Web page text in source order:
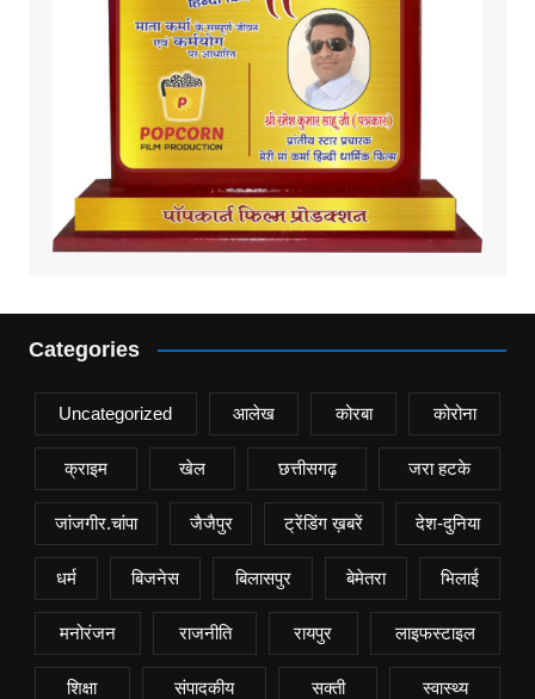
Categories
Uncategorized आलेख कोरबा कोरोना
क्राइम खेल छत्तीसगढ़ जरा हटके
जांजगीर.चांपा जैजैपुर ट्रेंडिंग ख़बरें देश-दुनिया
धर्म बिजनेस बिलासपुर बेमेतरा भिलाई
मनोरंजन राजनीति रायपुर लाइफस्टाइल
शिक्षा संपादकीय सक्ती स्वास्थ्य